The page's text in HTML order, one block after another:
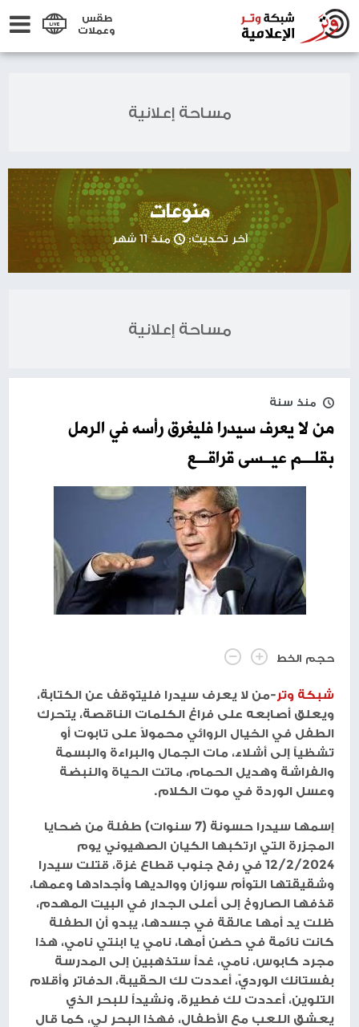
طقس
وعملات
مساحة إعلانية
منوعات
آخر تحديث: منذ 11 شهر
مساحة إعلانية
منذ سنة
من لا يعرف سيدرا فليغرق رأسه في الرمل
بقلـــم عيــسى قراقـــع
حجم الخط
شبكة وتر-من لا يعرف سيدرا فليتوقف عن الكتابة،
ويعلق أصابعه على فراغ الكلمات الناقصة، يتحرك
الطفل في الخيال الروائي محمولاً على تابوت أو
تشظياً إلى أشلاء، مات الجمال والبراءة والبسمة
والفراشة وهديل الحمام، ماتت الحياة والنبضة
وعسل الوردة في موت الكلام.
إسمها سيدرا حسونة (7 سنوات) طفلة من ضحايا
المجزرة التي ارتكبها الكيان الصهيوني يوم
12/2/2024 في رفح جنوب قطاع غزة، قتلت سيدرا
وشقيقتها التوأم سوزان ووالديها وأجدادها وعمها،
قذفها الصاروخ إلى أعلى الجدار في البيت المهدم،
ظلت يد أمها عالقة في جسدها، يبدو أن الطفلة
كانت نائمة في حضن أمها، نامي يا ابنتي نامي، هذا
مجرد كابوس، نامي، غداً ستذهبين إلى المدرسة
بفستانك الورديّ، أعددت لك الحقيبة، الدفاتر وأقلام
التلوين، أعددت لك فطيرة، ونشيداً للبحر الذي
يعشق اللعب مع الأطفال، فهذا البحر لي، كما قال